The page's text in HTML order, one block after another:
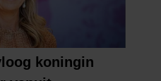
als u onze website blijft